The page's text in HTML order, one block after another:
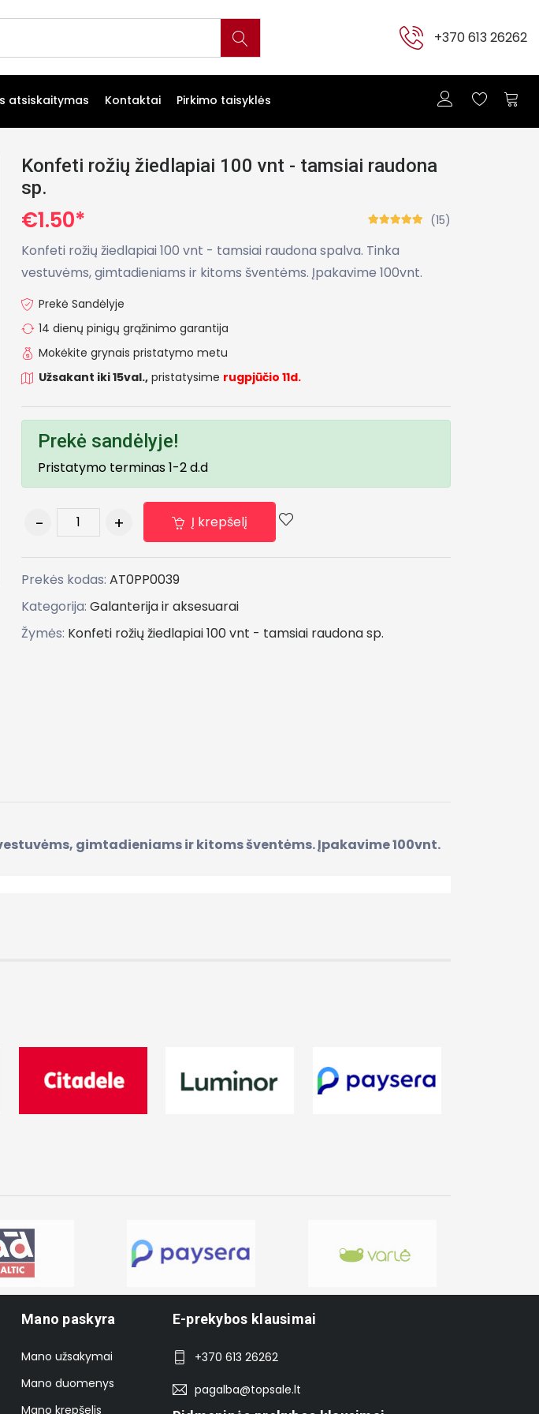
+370 613 26262
atsiskaitymas Kontaktai Pirkimo taisyklės
Konfeti rožių žiedlapiai 100 vnt - tamsiai raudona
sp.
€1.50* (15)
Konfeti rožių žiedlapiai 100 vnt - tamsiai raudona spalva. Tinka
vestuvėms, gimtadieniams ir kitoms šventėms. Įpakavime 100vnt.
Prekė Sandėlyje
14 dienų pinigų grąžinimo garantija
Mokėkite grynais pristatymo metu
Užsakant iki 15val., pristatysime rugpjūčio 11d.
Prekė sandėlyje!
Pristatymo terminas 1-2 d.d
Į krepšelį
Prekės kodas: AT0PP0039
Kategorija: Galanterija ir aksesuarai
Žymės: Konfeti rožių žiedlapiai100vnt - tamsiai raudonasp.
gimtadieniams ir kitoms šventėms. Įpakavime 100vnt.
Mano paskyra
Mano užsakymai
Mano duomenys
Mano krepšelis
E-prekybos klausimai
+370 613 26262
pagalba@topsale.lt